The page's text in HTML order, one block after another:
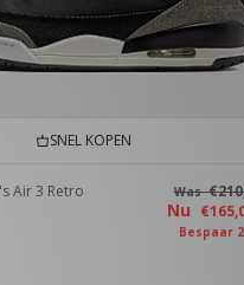
SNEL KOPEN
Air 3 Retro Was
Nu
Bespaar